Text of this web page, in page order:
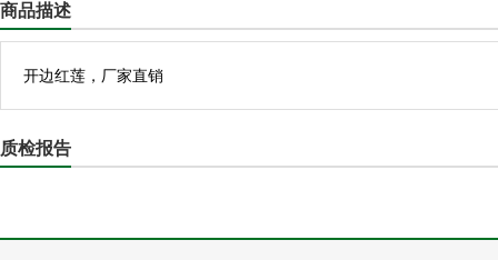
商品描述
开边红莲，厂家直销
质检报告